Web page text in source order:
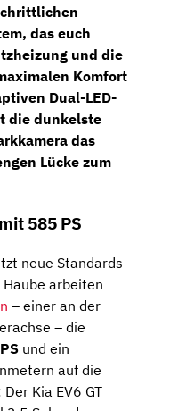
, das euch
und die
Komfort
Dual-LED-
die dunkelste
das
Lücke zum
585 PS
neue Standards
arbeiten
– einer an der
– die
und ein
auf die
Kia EV6 GT